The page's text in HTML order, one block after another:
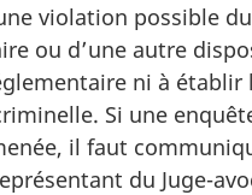
violation possible
ou d’une autre
ni à établir
Si une
il faut
du Juge-